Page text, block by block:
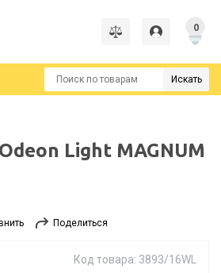
0
Искать
Light MAGNUM
Поделиться
Код товара: 3893/16WL